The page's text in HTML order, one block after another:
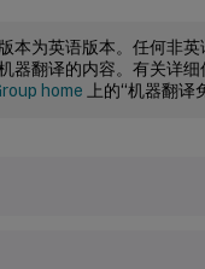
本为英语版本。任何非
器翻译的内容。有关详细
home 上的“机器翻译